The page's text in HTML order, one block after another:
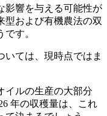
影響を与える可能性が
型および有機農法の双
す。
いては、現時点ではま
イルの生産の大部分
年の収穫量は、これ